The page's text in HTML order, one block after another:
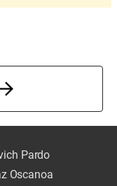
Pardo
Oscanoa